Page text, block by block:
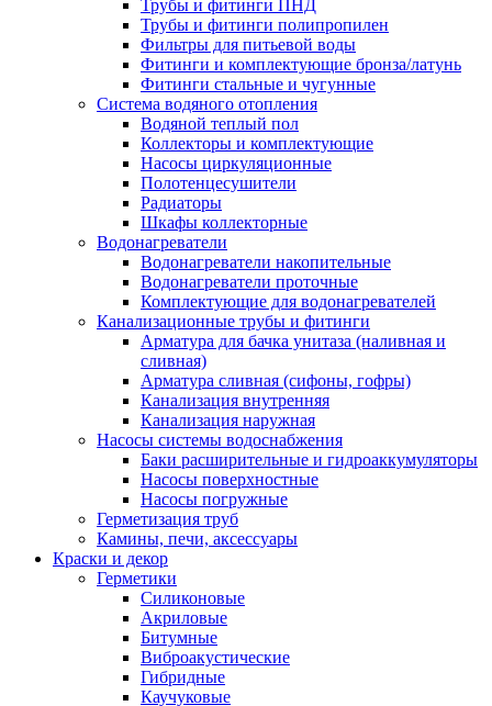
Трубы и фитинги ПНД
Трубы и фитинги полипропилен
Фильтры для питьевой воды
Фитинги и комплектующие бронза/латунь
Фитинги стальные и чугунные
Система водяного отопления
Водяной теплый пол
Коллекторы и комплектующие
Насосы циркуляционные
Полотенцесушители
Радиаторы
Шкафы коллекторные
Водонагреватели
Водонагреватели накопительные
Водонагреватели проточные
Комплектующие для водонагревателей
Канализационные трубы и фитинги
Арматура для бачка унитаза (наливная и
сливная)
Арматура сливная (сифоны, гофры)
Канализация внутренняя
Канализация наружная
Насосы системы водоснабжения
Баки расширительные и гидроаккумуляторы
Насосы поверхностные
Насосы погружные
Герметизация труб
Камины, печи, аксессуары
Краски и декор
Герметики
Силиконовые
Акриловые
Битумные
Виброакустические
Гибридные
Каучуковые